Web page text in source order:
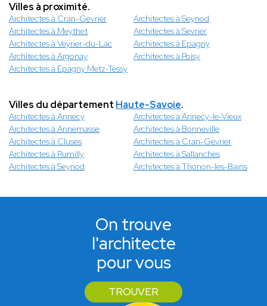
Villes à proximité.
Architectes à Cran-Gevrier
Architectes à Seynod
Architectes à Meythet
Architectes à Sevrier
Architectes à Veyrier-du-Lac
Architectes à Epagny
Architectes à Argonay
Architectes à Poisy
Architectes à Epagny Metz-Tessy
Villes du département Haute-Savoie.
Architectes à Annecy
Architectes à Annecy-le-Vieux
Architectes à Annemasse
Architectes à Bonneville
Architectes à Cluses
Architectes à Cran-Gevrier
Architectes à Rumilly
Architectes à Sallanches
Architectes à Seynod
Architectes à Thonon-les-Bains
On trouve
l'architecte
pour vous
TROUVER